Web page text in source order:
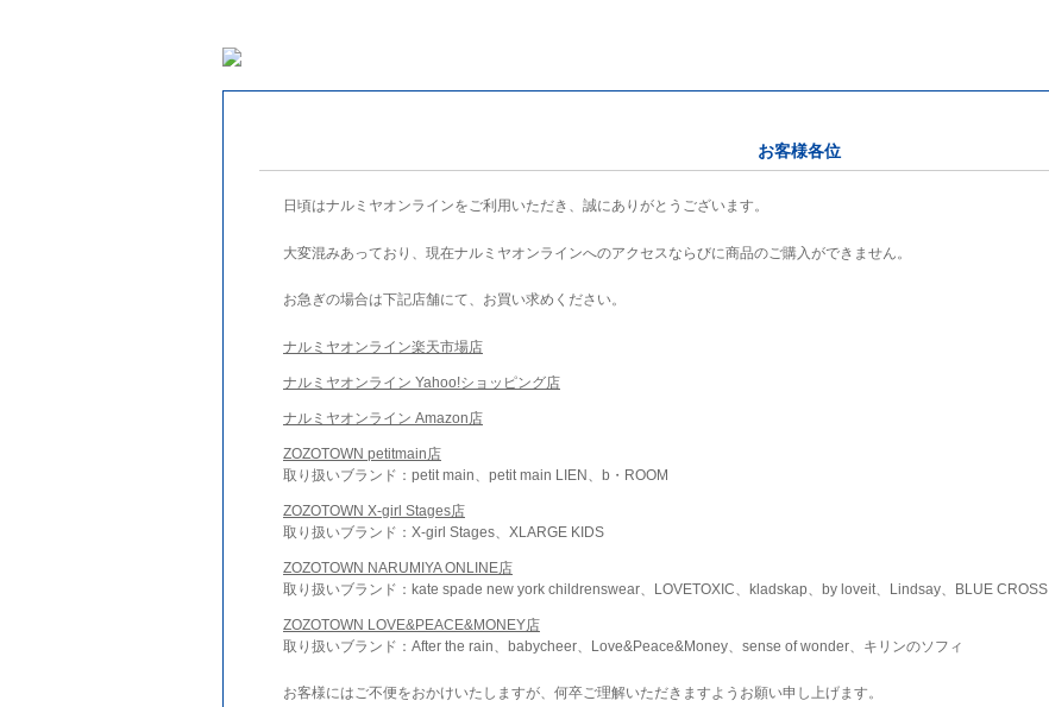
お客様各位
日頃はナルミヤオンラインをご利用いただき、誠にありがとうございます。
大変混みあっており、現在ナルミヤオンラインへのアクセスならびに商品のご購入ができません。
お急ぎの場合は下記店舗にて、お買い求めください。
ナルミヤオンライン楽天市場店
ナルミヤオンライン Yahoo!ショッピング店
ナルミヤオンライン Amazon店
ZOZOTOWN petitmain店
取り扱いブランド：petit main、petit main LIEN、b・ROOM
ZOZOTOWN X-girl Stages店
取り扱いブランド：X-girl Stages、XLARGE KIDS
ZOZOTOWN NARUMIYA ONLINE店
取り扱いブランド：kate spade new york childrenswear、LOVETOXIC、kladskap、by loveit、Lindsay、BLUE CROSS
ZOZOTOWN LOVE&PEACE&MONEY店
取り扱いブランド：After the rain、babycheer、Love&Peace&Money、sense of wonder、キリンのソフィ
お客様にはご不便をおかけいたしますが、何卒ご理解いただきますようお願い申し上げます。